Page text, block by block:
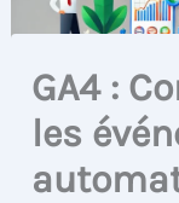
GA4 :
les